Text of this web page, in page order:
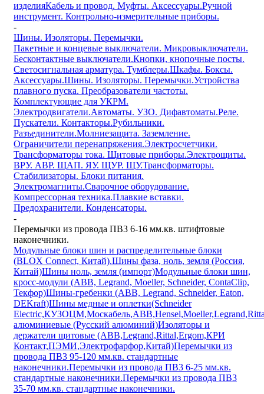
изделияКабель и провод. Муфты. Аксессуары.Ручной
инструмент. Контрольно-измерительные приборы.
-
Шины. Изоляторы. Перемычки.
Пакетные и концевые выключатели. Микровыключатели.
Бесконтактные выключатели.Кнопки, кнопочные посты.
Светосигнальная арматура. Тумблеры.Шкафы. Боксы.
Аксессуары.Шины. Изоляторы. Перемычки.Устройства
плавного пуска. Преобразователи частоты.
Комплектующие для УКРМ.
Электродвигатели.Автоматы. УЗО. Дифавтоматы.Реле.
Пускатели. Контакторы.Рубильники.
Разъединители.Молниезащита. Заземление.
Ограничители перенапряжения.Электросчетчики.
Трансформаторы тока. Щитовые приборы.Электрощиты.
ВРУ. АВР. ЩАП. ЯУ. ЩУР. ЩУ.Трансформаторы.
Стабилизаторы. Блоки питания.
Электромагниты.Сварочное оборудование.
Компрессорная техника.Плавкие вставки.
Предохранители. Конденсаторы.
-
Перемычки из провода ПВ3 6-16 мм.кв. штифтовые
наконечники.
Модульные блоки шин и распределительные блоки
(BLOX Connect, Китай).Шины фаза, ноль, земля (Россия,
Китай)Шины ноль, земля (импорт)Модульные блоки шин,
кросс-модули (ABB, Legrand, Moeller, Schneider, ContaClip,
Текфор)Шины-гребенки (ABB, Legrand, Schneider, Eaton,
DEKraft)Шины медные и оплетки(Schneider
алюминиевые (Русский алюминий)Изоляторы и
держатели щитовые (ABB,Legrand,Rittal,Ergom,КРИ
Контакт,ПЭМИ,Электрофарфор,Китай)Перемычки из
провода ПВ3 95-120 мм.кв. стандартные
наконечники.Перемычки из провода ПВ3 6-25 мм.кв.
стандартные наконечники.Перемычки из провода ПВ3
35-70 мм.кв. стандартные наконечники.